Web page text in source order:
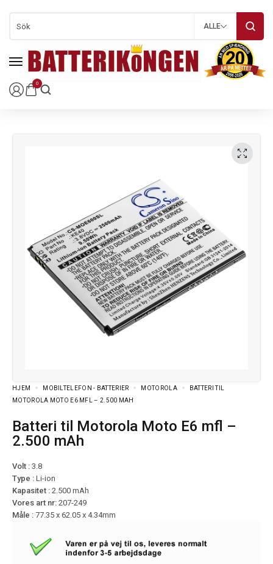
0
ALLE
HJEM MOBILTELEFON - BATTERIER MOTOROLA
BATTERI TIL
MOTOROLA MOTO E6 MFL – 2.500 MAH
Batteri til Motorola Moto E6 mfl –
2.500 mAh
Volt : 3.8
Type : Li-ion
Kapasitet : 2.500 mAh
Vores art nr: 207-249
Måle : 77.35 x 62.05 x 4.34mm